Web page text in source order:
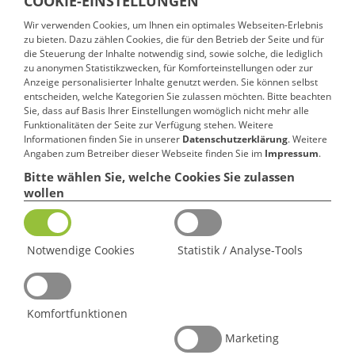
Sekretärinnen
Gefördert aus Mitteln des Europäischen Sozialfonds und
des Landes Hessen
Wir verwenden Cookies, um Ihnen ein optimales Webseiten-Erlebnis
zu bieten. Dazu zählen Cookies, die für den Betrieb der Seite und für
die Steuerung der Inhalte notwendig sind, sowie solche, die lediglich
zu anonymen Statistikzwecken, für Komforteinstellungen oder zur
Anzeige personalisierter Inhalte genutzt werden. Sie können selbst
entscheiden, welche Kategorien Sie zulassen möchten. Bitte beachten
Sie, dass auf Basis Ihrer Einstellungen womöglich nicht mehr alle
Funktionalitäten der Seite zur Verfügung stehen. Weitere
Informationen finden Sie in unserer Datenschutzerklärung. Weitere
Angaben zum Betreiber dieser Webseite finden Sie im Impressum.
Bitte wählen Sie, welche Cookies Sie zulassen
wollen
Notwendige Cookies Statistik / Analyse-Tools
Komfortfunktionen
Marketing